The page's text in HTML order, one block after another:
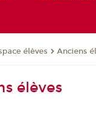
élèves Anciens
élèves